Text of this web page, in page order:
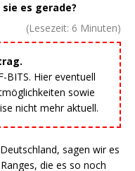
es gerade?
(Lesezeit: 6 Minuten)
BITS. Hier eventuell
sowie
nicht mehr aktuell.
sagen wir es
die es so noch